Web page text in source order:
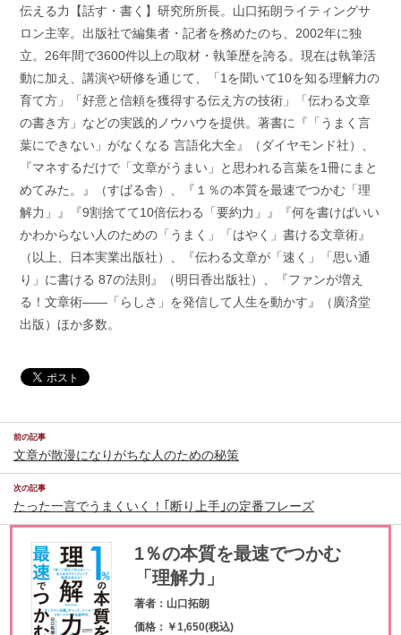
伝える力【話す・書く】研究所所長。山口拓朗ライティングサ
ロン主宰。出版社で編集者・記者を務めたのち、2002年に独
立。26年間で3600件以上の取材・執筆歴を誇る。現在は執筆活
動に加え、講演や研修を通じて、「1を聞いて10を知る理解力の
育て方」「好意と信頼を獲得する伝え方の技術」「伝わる文章
の書き方」などの実践的ノウハウを提供。著書に『「うまく言
葉にできない」がなくなる 言語化大全』（ダイヤモンド社）、
『マネするだけで「文章がうまい」と思われる言葉を1冊にまと
めてみた。』（すばる舎）、『１％の本質を最速でつかむ「理
解力」』『9割捨てて10倍伝わる「要約力」』『何を書けばいい
かわからない人のための「うまく」「はやく」書ける文章術』
（以上、日本実業出版社）、『伝わる文章が「速く」「思い通
り」に書ける 87の法則』（明日香出版社）、『ファンが増え
る！文章術——「らしさ」を発信して人生を動かす』（廣済堂
出版）ほか多数。
前の記事
文章が散漫になりがちな人のための秘策
次の記事
たった一言でうまくいく！｢断り上手｣の定番フレーズ
1％の本質を最速でつかむ
「理解力」
著者：山口拓朗
価格：￥1,650(税込)